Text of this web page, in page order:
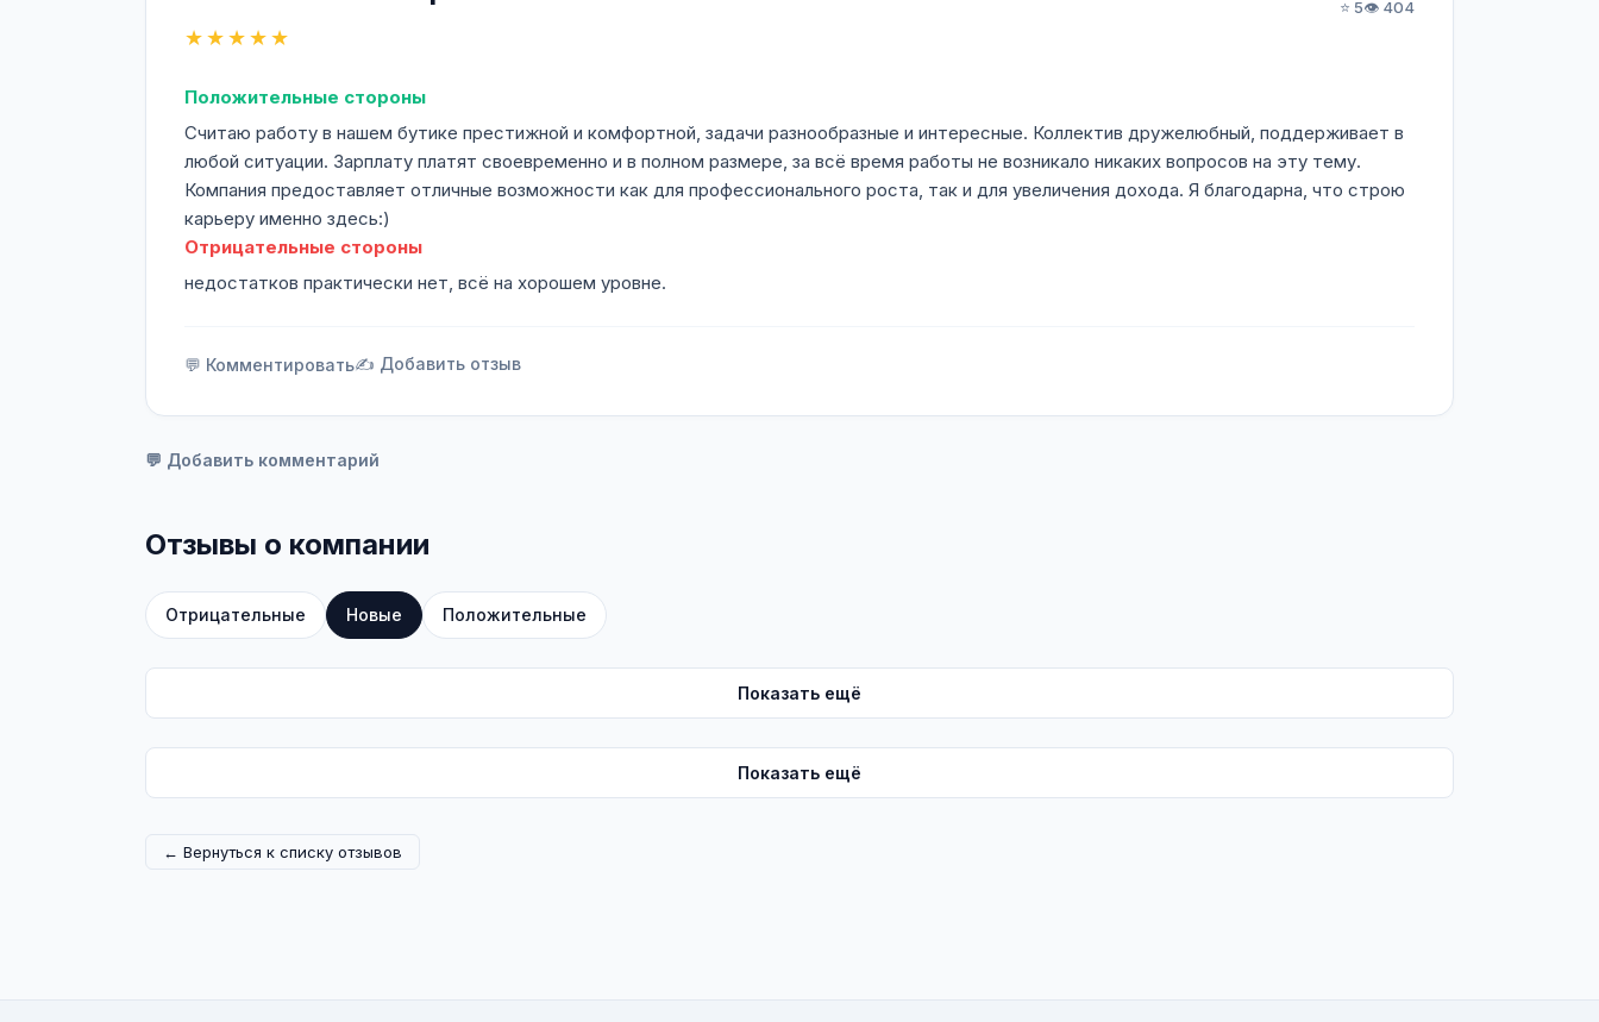
★★★★★
⭐ 5👁️ 404
Положительные стороны
Считаю работу в нашем бутике престижной и комфортной, задачи разнообразные и интересные. Коллектив дружелюбный, поддерживает в
любой ситуации. Зарплату платят своевременно и в полном размере, за всё время работы не возникало никаких вопросов на эту тему.
Компания предоставляет отличные возможности как для профессионального роста, так и для увеличения дохода. Я благодарна, что строю
карьеру именно здесь:)
Отрицательные стороны
недостатков практически нет, всё на хорошем уровне.
💬 Комментировать✍️ Добавить отзыв
💬 Добавить комментарий
Отзывы о компании
Отрицательные Новые Положительные
Показать ещё
Показать ещё
← Вернуться к списку отзывов